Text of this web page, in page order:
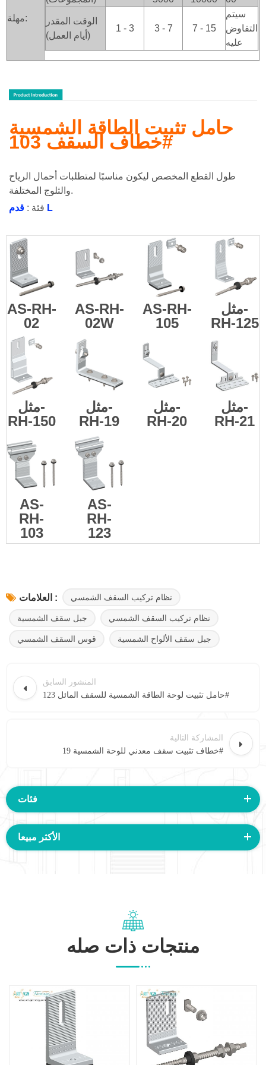
مهلة:
الوقت المقدر
(أيام العمل)
1 - 3 3 - 7 7 - 15
سيتم
التفاوض
عليه
حامل تثبيت الطاقة الشمسية
خطاف السقف 103#
طول القطع المخصص ليكون مناسبًا لمتطلبات أحمال الرياح
والثلوج المختلفة.
فئة : قدم L
AS-RH-
02
AS-RH-
02W
AS-RH-
105
مثل-
RH-125
مثل-
RH-150
مثل-
RH-19
مثل-
RH-20
مثل-
RH-21
AS-
RH-
103
AS-
RH-
123
العلامات : نظام تركيب السقف الشمسي
جبل سقف الشمسية نظام تركيب السقف الشمسي
قوس السقف الشمسي جبل سقف الألواح الشمسية
المنشور السابق
حامل تثبيت لوحة الطاقة الشمسية للسقف المائل 123#
المشاركة التالية
خطاف تثبيت سقف معدني للوحة الشمسية 19#
فئات
الأكثر مبيعا
منتجات ذات صله